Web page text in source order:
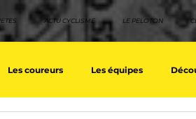
ACTU CYCLISME LE PELOTON
Les coureurs Les équipes